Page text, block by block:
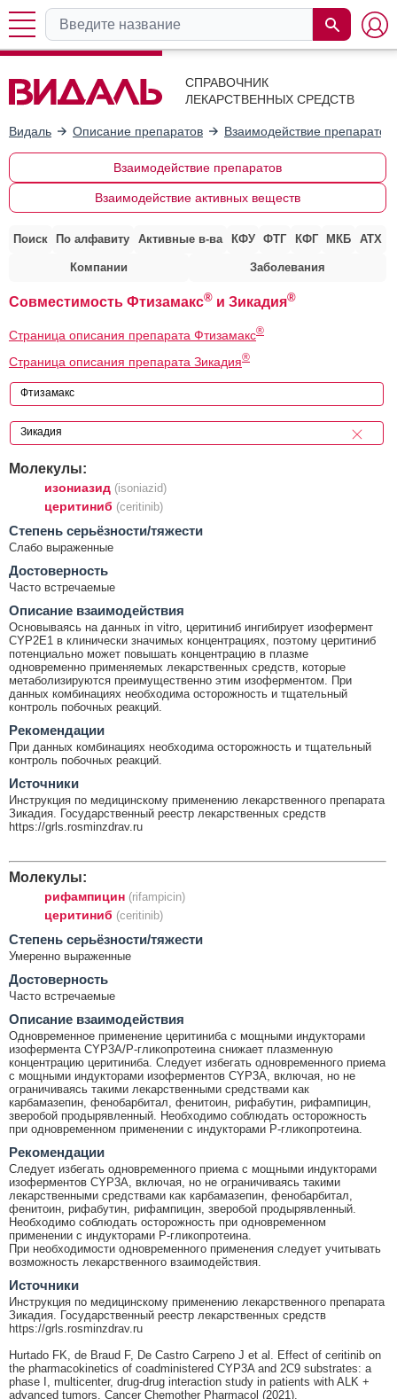
СПРАВОЧНИК
ЛЕКАРСТВЕННЫХ СРЕДСТВ
Видаль Описание препаратов Взаимодействие препаратов
Взаимодействие препаратов
Взаимодействие активных веществ
Поиск По алфавиту Активные в-ва КФУ ФТГ КФГ МКБ АТХ
Компании Заболевания
Совместимость Фтизамакс® и Зикадия®
Страница описания препарата Фтизамакс®
Страница описания препарата Зикадия®
Молекулы:
изониазид (isoniazid)
церитиниб (ceritinib)
Cтепень серьёзности/тяжести
Слабо выраженные
Достоверность
Часто встречаемые
Описание взаимодействия
Основываясь на данных in vitro, церитиниб ингибирует изофермент
CYP2E1 в клинически значимых концентрациях, поэтому церитиниб
потенциально может повышать концентрацию в плазме
одновременно применяемых лекарственных средств, которые
метаболизируются преимущественно этим изоферментом. При
данных комбинациях необходима осторожность и тщательный
контроль побочных реакций.
Рекомендации
При данных комбинациях необходима осторожность и тщательный
контроль побочных реакций.
Источники
Инструкция по медицинскому применению лекарственного препарата
Зикадия. Государственный реестр лекарственных средств
https://grls.rosminzdrav.ru
Молекулы:
рифампицин (rifampicin)
церитиниб (ceritinib)
Cтепень серьёзности/тяжести
Умеренно выраженные
Достоверность
Часто встречаемые
Описание взаимодействия
Одновременное применение церитиниба с мощными индукторами
изофермента CYP3A/Р-гликопротеина снижает плазменную
концентрацию церитиниба. Следует избегать одновременного приема
с мощными индукторами изоферментов CYP3A, включая, но не
ограничиваясь такими лекарственными средствами как
карбамазепин, фенобарбитал, фенитоин, рифабутин, рифампицин,
зверобой продырявленный. Необходимо соблюдать осторожность
при одновременном применении с индукторами Р-гликопротеина.
Рекомендации
Следует избегать одновременного приема с мощными индукторами
изоферментов CYP3A, включая, но не ограничиваясь такими
лекарственными средствами как карбамазепин, фенобарбитал,
фенитоин, рифабутин, рифампицин, зверобой продырявленный.
Необходимо соблюдать осторожность при одновременном
применении с индукторами Р-гликопротеина.
При необходимости одновременного применения следует учитывать
возможность лекарственного взаимодействия.
Источники
Инструкция по медицинскому применению лекарственного препарата
Зикадия. Государственный реестр лекарственных средств
https://grls.rosminzdrav.ru
Hurtado FK, de Braud F, De Castro Carpeno J et al. Effect of ceritinib on
the pharmacokinetics of coadministered CYP3A and 2C9 substrates: a
phase I, multicenter, drug-drug interaction study in patients with ALK +
advanced tumors. Cancer Chemother Pharmacol (2021).